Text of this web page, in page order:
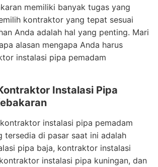
memiliki banyak tugas yang
kontraktor yang tepat sesuai
Anda adalah hal yang penting. Mari
alasan mengapa Anda harus
instalasi pipa pemadam
Instalasi Pipa
instalasi pipa pemadam
tersedia di pasar saat ini adalah
pipa baja, kontraktor instalasi
instalasi pipa kuningan, dan